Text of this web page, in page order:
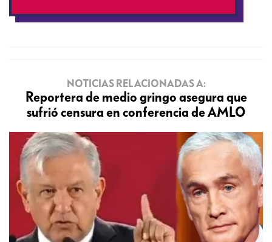
NOTICIAS RELACIONADAS A:
Reportera de medio gringo asegura que
sufrió censura en conferencia de AMLO